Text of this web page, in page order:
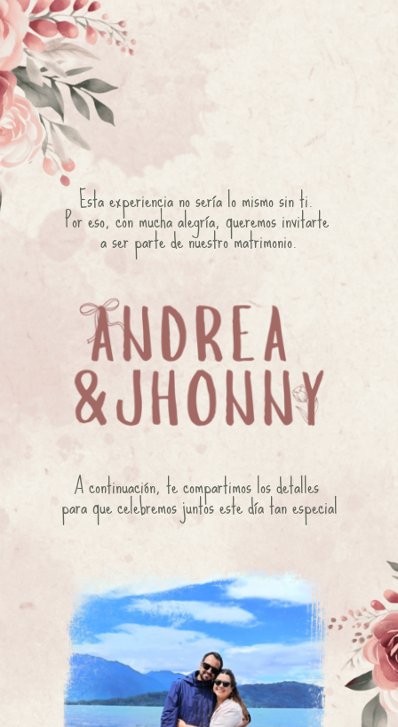
Esta experiencia no sería lo mismo sin ti.
Por eso, con mucha alegría, queremos invitarte
a ser parte de nuestro matrimonio.
A continuación, te compartimos los detalles
para que celebremos juntos este día tan especial